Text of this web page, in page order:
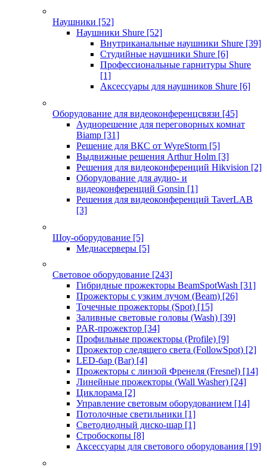
Наушники [52]
Наушники Shure [52]
Внутриканальные наушники Shure [39]
Студийные наушники Shure [6]
Профессиональные гарнитуры Shure
[1]
Аксессуары для наушников Shure [6]
Оборудование для видеоконференцсвязи [45]
Аудиорешение для переговорных комнат
Biamp [31]
Решение для ВКС от WyreStorm [5]
Выдвижные решения Arthur Holm [3]
Решения для видеоконференций Hikvision [2]
Оборудование для аудио- и
видеоконференций Gonsin [1]
Решения для видеоконференций TaverLAB
[3]
Шоу-оборудование [5]
Медиасерверы [5]
Световое оборудование [243]
Гибридные прожекторы BeamSpotWash [31]
Прожекторы с узким лучом (Beam) [26]
Точечные прожекторы (Spot) [15]
Заливные световые головы (Wash) [39]
PAR-прожектор [34]
Профильные прожекторы (Profile) [9]
Прожектор следящего света (FollowSpot) [2]
LED-бар (Bar) [4]
Прожекторы с линзой Френеля (Fresnel) [14]
Линейные прожекторы (Wall Washer) [24]
Циклорама [2]
Управление световым оборудованием [14]
Потолочные светильники [1]
Светодиодный диско-шар [1]
Стробоскопы [8]
Аксессуары для светового оборудования [19]